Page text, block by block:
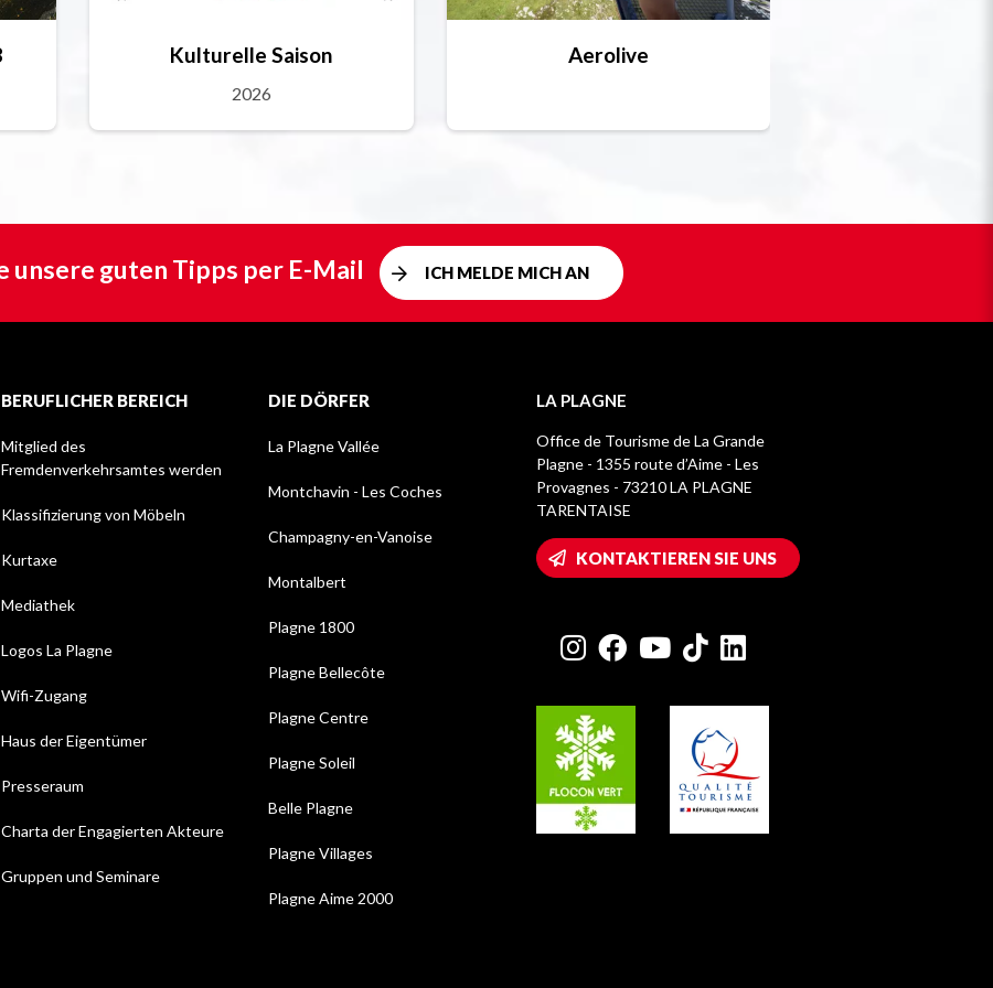
Kulturelle Saison
2026
Aerolive
unsere guten Tipps per E-Mail ICH MELDE MICH AN
BERUFLICHER BEREICH
Mitglied des
Fremdenverkehrsamtes werden
Klassifizierung von Möbeln
Kurtaxe
Mediathek
Logos La Plagne
Wifi-Zugang
Haus der Eigentümer
Presseraum
Charta der Engagierten Akteure
Gruppen und Seminare
DIE DÖRFER
La Plagne Vallée
Montchavin - Les Coches
Champagny-en-Vanoise
Montalbert
Plagne 1800
Plagne Bellecôte
Plagne Centre
Plagne Soleil
Belle Plagne
Plagne Villages
Plagne Aime 2000
LA PLAGNE
Office de Tourisme de La Grande
Plagne - 1355 route d’Aime - Les
Provagnes - 73210 LA PLAGNE
TARENTAISE
KONTAKTIEREN SIE UNS